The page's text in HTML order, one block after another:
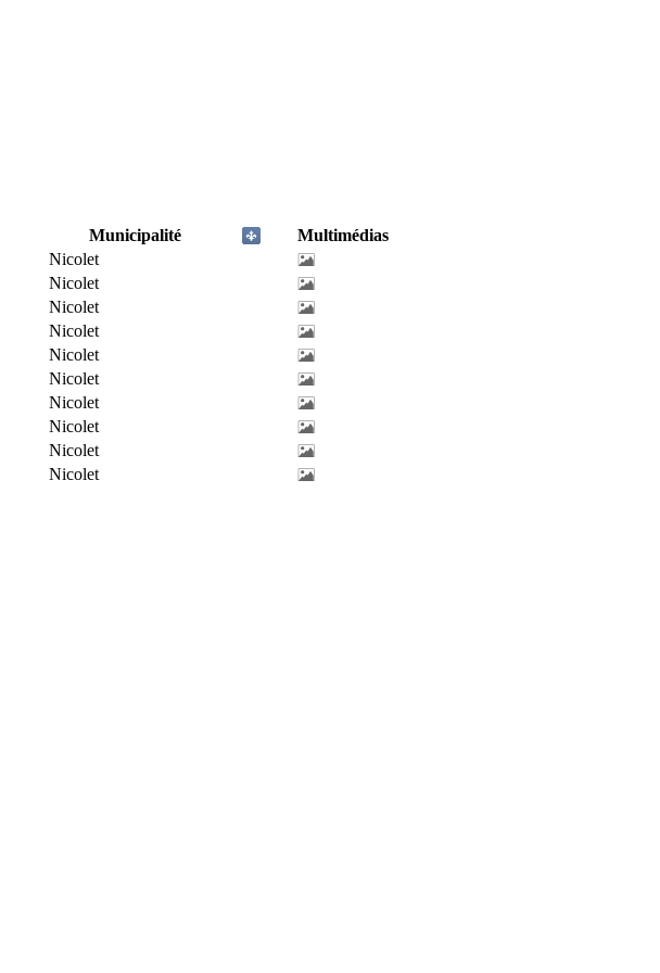
Municipalité
Multimédias
Nicolet
Nicolet
Nicolet
Nicolet
Nicolet
Nicolet
Nicolet
Nicolet
Nicolet
Nicolet